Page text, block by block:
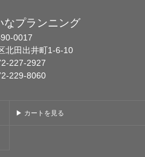
なプランニング
0017
北田出井町1-6-10
227-2927
229-8060
▶ カートを見る